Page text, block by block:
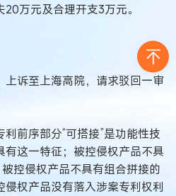
万元及合理开支3万元。
诉至上海高院，请求驳回一审
前序部分“可搭接”是功能性技
这一特征；被控侵权产品不具
控侵权产品不具有组合拼接的
权产品没有落入涉案专利权利